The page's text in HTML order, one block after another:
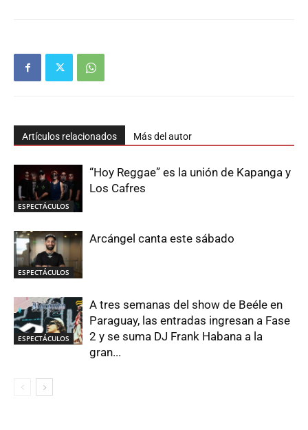
Artículos relacionados Más del autor
ESPECTÁCULOS
“Hoy Reggae” es la unión de Kapanga y
Los Cafres
ESPECTÁCULOS
Arcángel canta este sábado
ESPECTÁCULOS
A tres semanas del show de Beéle en
Paraguay, las entradas ingresan a Fase
2 y se suma DJ Frank Habana a la
gran...